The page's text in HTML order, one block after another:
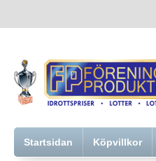
Startsidan Köpvillkor